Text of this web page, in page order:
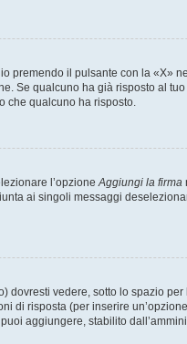
premendo il pulsante con la «X»
Se qualcuno ha già risposto al
che qualcuno ha risposto.
l’opzioneAggiungi la firma
ai singoli messaggi
vedere, sotto lo spazio
di risposta (per inserire
aggiungere, stabilito